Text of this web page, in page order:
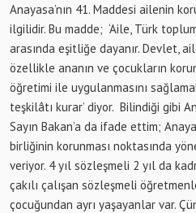
Anayasa’nın 41. Maddesi ailenin
ilgilidir. Bu madde; ‘Aile, Türk
arasında eşitliğe dayanır. Devlet,
özellikle ananın ve çocukların
öğretimi ile uygulanmasını
teşkilâtı kurar’ diyor. Bilindiği gibi
Sayın Bakan’a da ifade ettim;
birliğinin korunması noktasında
veriyor. 4 yıl sözleşmeli 2 yıl da
çakılı çalışan sözleşmeli
çocuğundan ayrı yaşayanlar var.